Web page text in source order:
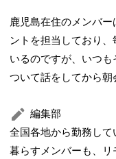
鹿児島在住のメンバ
ントを担当しており
いるのですが、いつ
ついて話をしてから朝
編集部
全国各地から勤務し
暮らすメンバーも、リ